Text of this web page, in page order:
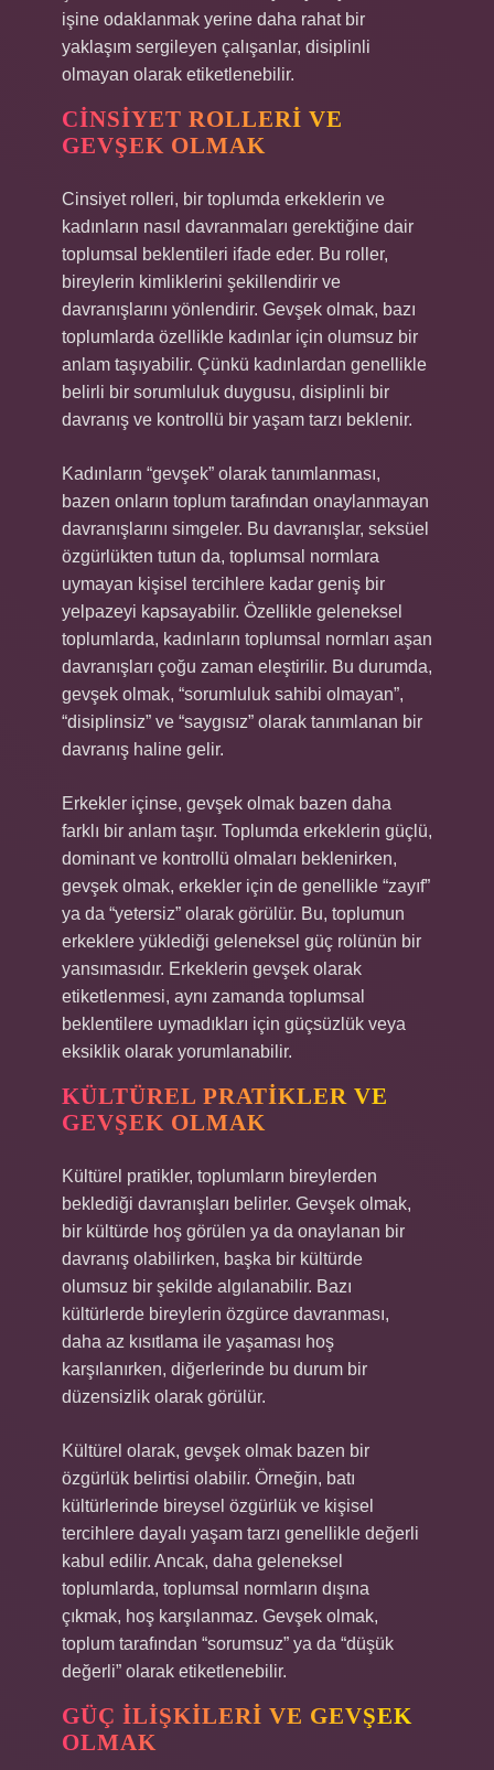
işine odaklanmak yerine daha rahat bir
yaklaşım sergileyen çalışanlar, disiplinli
olmayan olarak etiketlenebilir.
CINSIYET ROLLERI VE
GEVŞEK OLMAK
Cinsiyet rolleri, bir toplumda erkeklerin ve
kadınların nasıl davranmaları gerektiğine dair
toplumsal beklentileri ifade eder. Bu roller,
bireylerin kimliklerini şekillendirir ve
davranışlarını yönlendirir. Gevşek olmak, bazı
toplumlarda özellikle kadınlar için olumsuz bir
anlam taşıyabilir. Çünkü kadınlardan genellikle
belirli bir sorumluluk duygusu, disiplinli bir
davranış ve kontrollü bir yaşam tarzı beklenir.
Kadınların “gevşek” olarak tanımlanması,
bazen onların toplum tarafından onaylanmayan
davranışlarını simgeler. Bu davranışlar, seksüel
özgürlükten tutun da, toplumsal normlara
uymayan kişisel tercihlere kadar geniş bir
yelpazeyi kapsayabilir. Özellikle geleneksel
toplumlarda, kadınların toplumsal normları aşan
davranışları çoğu zaman eleştirilir. Bu durumda,
gevşek olmak, “sorumluluk sahibi olmayan”,
“disiplinsiz” ve “saygısız” olarak tanımlanan bir
davranış haline gelir.
Erkekler içinse, gevşek olmak bazen daha
farklı bir anlam taşır. Toplumda erkeklerin güçlü,
dominant ve kontrollü olmaları beklenirken,
gevşek olmak, erkekler için de genellikle “zayıf”
ya da “yetersiz” olarak görülür. Bu, toplumun
erkeklere yüklediği geleneksel güç rolünün bir
yansımasıdır. Erkeklerin gevşek olarak
etiketlenmesi, aynı zamanda toplumsal
beklentilere uymadıkları için güçsüzlük veya
eksiklik olarak yorumlanabilir.
KÜLTÜREL PRATIKLER VE
GEVŞEK OLMAK
Kültürel pratikler, toplumların bireylerden
beklediği davranışları belirler. Gevşek olmak,
bir kültürde hoş görülen ya da onaylanan bir
davranış olabilirken, başka bir kültürde
olumsuz bir şekilde algılanabilir. Bazı
kültürlerde bireylerin özgürce davranması,
daha az kısıtlama ile yaşaması hoş
karşılanırken, diğerlerinde bu durum bir
düzensizlik olarak görülür.
Kültürel olarak, gevşek olmak bazen bir
özgürlük belirtisi olabilir. Örneğin, batı
kültürlerinde bireysel özgürlük ve kişisel
tercihlere dayalı yaşam tarzı genellikle değerli
kabul edilir. Ancak, daha geleneksel
toplumlarda, toplumsal normların dışına
çıkmak, hoş karşılanmaz. Gevşek olmak,
toplum tarafından “sorumsuz” ya da “düşük
değerli” olarak etiketlenebilir.
GÜÇ İLIŞKILERI VE GEVŞEK
OLMAK